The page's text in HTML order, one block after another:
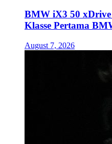
BMW iX3 50
Klasse Pertama
August 7, 2026